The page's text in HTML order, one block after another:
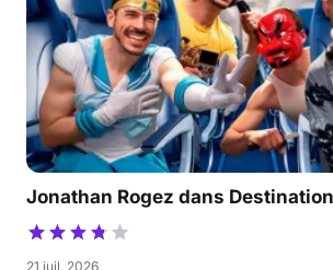
Jonathan Rogez dans
21 juil. 2026